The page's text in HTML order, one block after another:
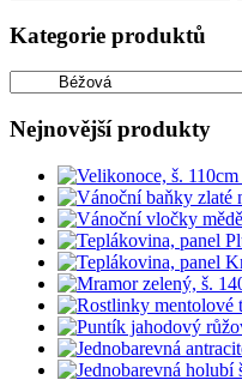
Kategorie produktů
Nejnovější produkty